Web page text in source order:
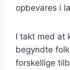
opbevares i
I takt med at
begyndte
forskellige